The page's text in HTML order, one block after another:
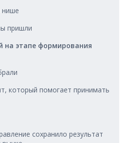
нише
пришли
на этапе формирования
который помогает принимать
сохранило результат